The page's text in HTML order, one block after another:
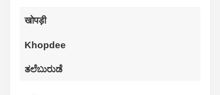
खोपड़ी
Khopdee
ತಲೆಬುರುಡೆ